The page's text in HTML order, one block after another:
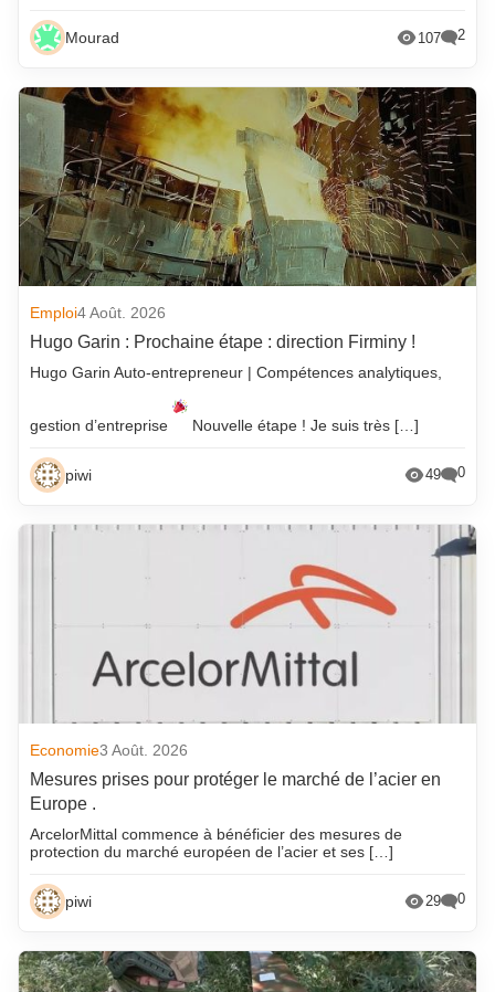
Mourad 107 2
Emploi4 Août. 2026
Hugo Garin : Prochaine étape : direction Firminy !
Hugo Garin Auto-entrepreneur | Compétences analytiques,
gestion d’entreprise Nouvelle étape ! Je suis très […]
piwi 49 0
Economie3 Août. 2026
Mesures prises pour protéger le marché de l’acier en
Europe .
ArcelorMittal commence à bénéficier des mesures de
protection du marché européen de l’acier et ses […]
piwi 29 0